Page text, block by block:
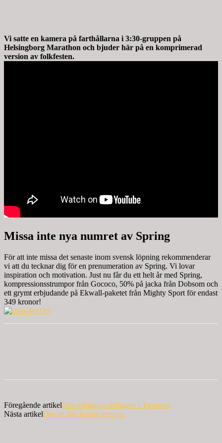
Vi satte en kamera på farthållarna i 3:30-gruppen på
Helsingborg Marathon och bjuder här på en komprimerad
version av folkfesten.
Missa inte nya numret av Spring
För att inte missa det senaste inom svensk löpning rekommenderar
vi att du tecknar dig för en prenumeration av Spring. Vi lovar
inspiration och motivation. Just nu får du ett helt år med Spring,
kompressionsstrumpor från Gococo, 50% på jacka från Dobsom och
ett grymt erbjudande på Ekwall-paketet från Mighty Sport för endast
349 kronor!
Föregående artikelRekordmånga deltagare i Tjurruset
Nästa artikelOm att åter kunna springa.